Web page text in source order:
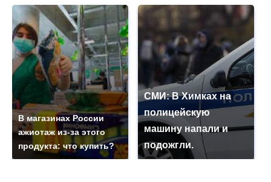
В магазинах России
ажиотаж из-за этого
продукта: что купить?
СМИ: В Химках на
полицейскую
машину напали и
подожгли.